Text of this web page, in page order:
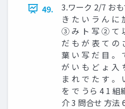
49.
3.ワーク 2/7 お
き た い ラ ん に
③ み ト 写 ② て
だ も が 表 て の
葉 い 写 だ 目 。
が い も ど ょ 入
ま れ で た す 。
を で うら 4 1 組
介 3 問合せ 方法